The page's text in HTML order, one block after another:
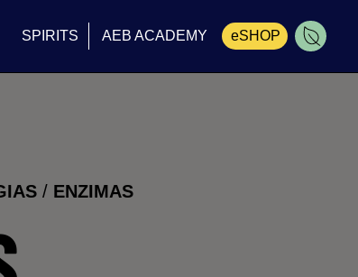
SPIRITS AEB ACADEMY eSHOP
/ ENZIMAS